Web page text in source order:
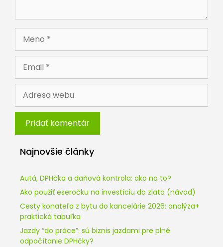
Adresa
webu
Najnovšie články
Autá, DPHčka a daňová kontrola: ako na to?
Ako použiť eseročku na investíciu do zlata (návod)
Cesty konateľa z bytu do kancelárie 2026: analýza+
praktická tabuľka
Jazdy “do práce”: sú biznis jazdami pre plné
odpočítanie DPHčky?